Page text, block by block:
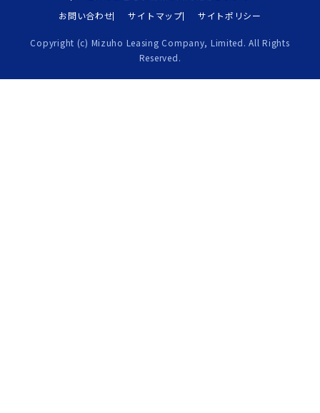
お問い合わせ
サイトマップ サイトポリシー
Copyright (c) Mizuho Leasing Company, Limited. All Rights
Reserved.